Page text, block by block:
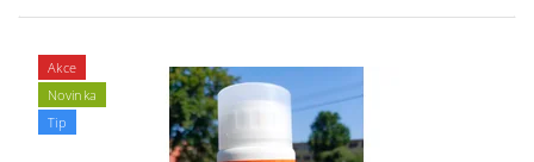
Akce
Novinka
Tip